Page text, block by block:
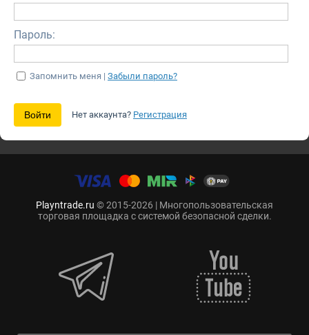
Пароль:
Запомнить меня | Забыли пароль?
Нет аккаунта? Регистрация
Playntrade.ru © 2015-2026 | Многопользовательская
торговая площадка с системой безопасной сделки.